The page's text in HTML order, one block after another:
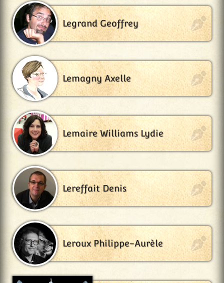
Legrand Geoffrey
Lemagny Axelle
Lemaire Williams Lydie
Lereffait Denis
Leroux Philippe-Aurèle